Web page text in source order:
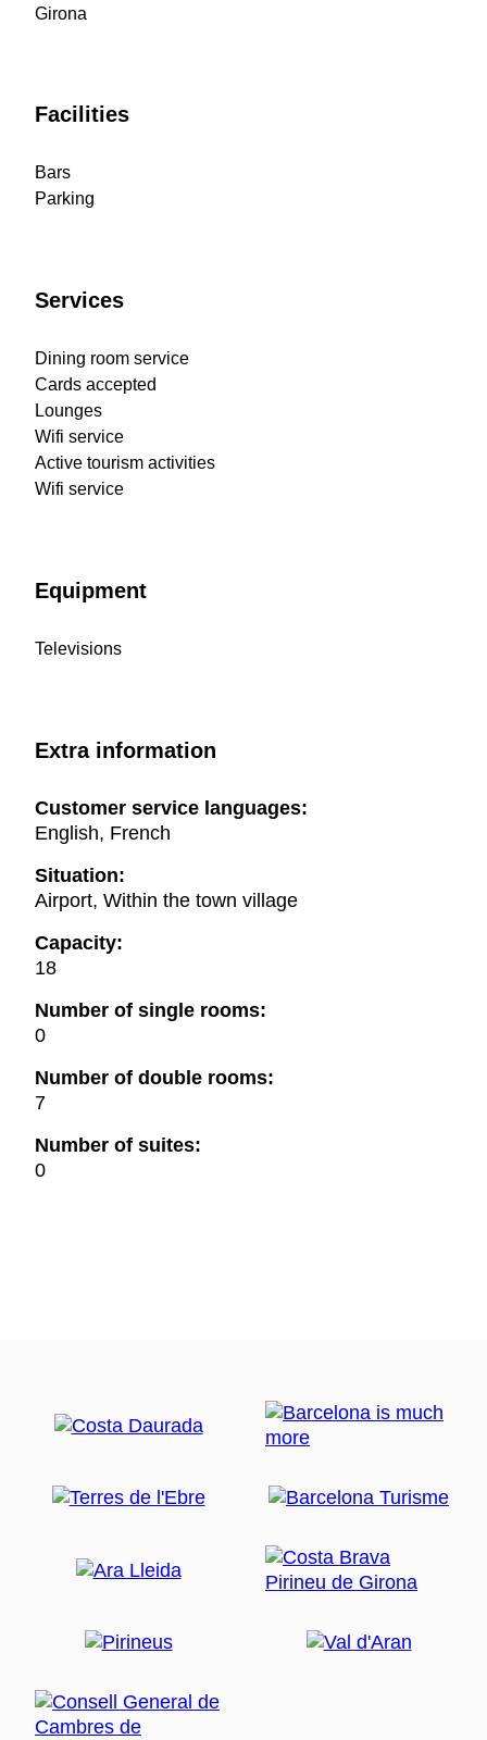
Girona
Facilities
Bars
Parking
Services
Dining room service
Cards accepted
Lounges
Wifi service
Active tourism activities
Wifi service
Equipment
Televisions
Extra information
Customer service languages:
English, French
Situation:
Airport, Within the town village
Capacity:
18
Number of single rooms:
0
Number of double rooms:
7
Number of suites:
0